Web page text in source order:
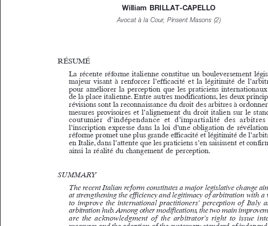





LA RÉFORME DU DROIT ITALIEN
DE L’ARBITRAGE :
TUTTO DEVE CAMBIARE
PERCHÉ TUTTO CAMBI? (1)
RÉSUMÉ
La  récente  réforme  italienne  constitue  un  bouleversement  législatif
majeur  visant  à  renforcer  l’efficacité  et  la  légitimité  de  l’arbitrage
pour  améliorer  la  perception  que  les  praticiens  internationaux  ont
de la place italienne. Entre autres modifications, les deux principales
révisions sont la reconnaissance du droit des arbitres à ordonner des
mesures  provisoires  et  l’alignement  du  droit  italien  sur  le  standard
coutumier  d’indépendance  et  d’impartialité  des  arbitres  par
l’inscription  expresse  dans  la  loi  d’une  obligation  de  révélation.  La
réforme promet une plus grande efficacité et légitimité de l’arbitrage
en Italie, dans l’attente que les praticiens s’en saisissent et confirment
ainsi  la  réalité  du  changement  de  perception.
SUMMARY
The recent Italian reform constitutes a major legislative change aiming
  (1)
    « Tout doit changer pour que tout change »,
formule inversée de la citation
issue du roman de Giuseppe
Tomasi di Lampedusa, Il gattopardo, Feltrinelli, 1958,
adapté au cinéma par Luchino Visconti en 1963. Les traductions proposées dans
cet  article  sont  celles  de  l’auteur,  sauf  indication  contraire.
  (2)
L’auteur  tient  à  remercier  Madame  Maé  Klein  pour  son  aide  dans  le
travail  de  recherche  préalable  à  la  rédaction  de  cet  article.